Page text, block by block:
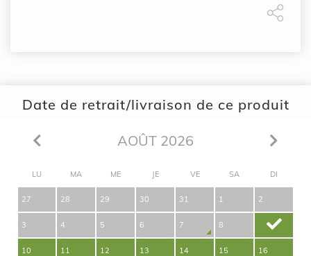
Date de retrait/livraison de ce produit
AOÛT 2026
LU MA ME JE VE SA DI
27 28 29 30 31 1 2
3 4 5 6 7 8
10 11 12 13 14 15 16